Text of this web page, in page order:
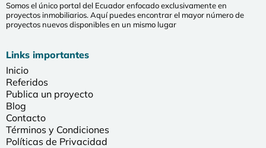
Somos el único portal del Ecuador enfocado exclusivamente en
proyectos inmobiliarios. Aquí puedes encontrar el mayor número de
proyectos nuevos disponibles en un mismo lugar
Links importantes
Inicio
Referidos
Publica un proyecto
Blog
Contacto
Términos y Condiciones
Políticas de Privacidad